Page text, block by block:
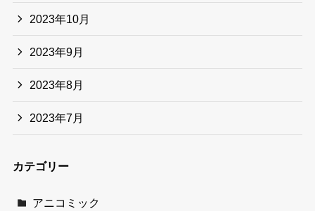
2023年10月
2023年9月
2023年8月
2023年7月
カテゴリー
アニコミック